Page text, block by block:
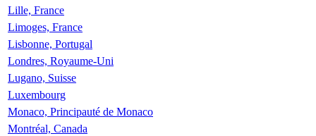
Lille, France
Limoges, France
Lisbonne, Portugal
Londres, Royaume-Uni
Lugano, Suisse
Luxembourg
Monaco, Principauté de Monaco
Montréal, Canada